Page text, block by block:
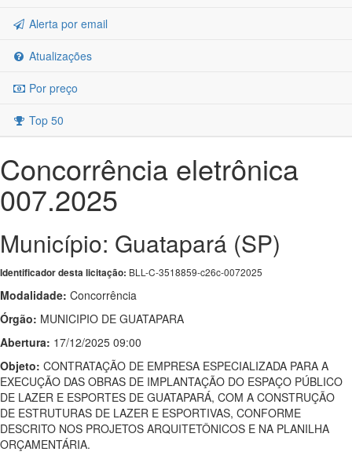
Alerta por email
Atualizações
Por preço
Top 50
Concorrência eletrônica
007.2025
Município: Guatapará (SP)
Identificador desta licitação: BLL-C-3518859-c26c-0072025
Modalidade: Concorrência
Órgão: MUNICIPIO DE GUATAPARA
Abertura: 17/12/2025 09:00
Objeto: CONTRATAÇÃO DE EMPRESA ESPECIALIZADA PARA A
EXECUÇÃO DAS OBRAS DE IMPLANTAÇÃO DO ESPAÇO PÚBLICO
DE LAZER E ESPORTES DE GUATAPARÁ, COM A CONSTRUÇÃO
DE ESTRUTURAS DE LAZER E ESPORTIVAS, CONFORME
DESCRITO NOS PROJETOS ARQUITETÔNICOS E NA PLANILHA
ORÇAMENTÁRIA.